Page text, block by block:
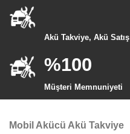
Akü Takviye, Akü Satış
%100
Müşteri Memnuniyeti
Mobil Akücü Akü Takviye